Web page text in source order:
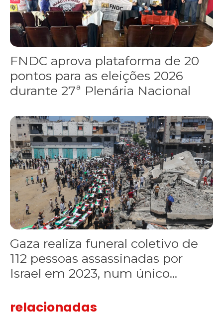
FNDC aprova plataforma de 20
pontos para as eleições 2026
durante 27ª Plenária Nacional
Gaza realiza funeral coletivo de 112 pessoas assassinadas por
Gaza realiza funeral coletivo de
112 pessoas assassinadas por
Israel em 2023, num único...
relacionadas